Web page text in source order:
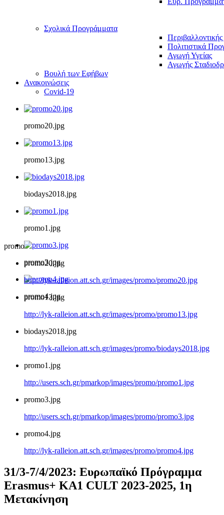
Σχολικά Προγράμματα
Πολιτιστικά
Αγωγή Υγείας
Αγωγής
Βουλή των Εφήβων
Ανακοινώσεις
Covid-19
promo20.jpg
promo13.jpg
biodays2018.jpg
promo1.jpg
promo3.jpg
promo4.jpg
promo
promo20.jpg
http://lyk-ralleion.att.sch.gr/images/promo/promo20.jpg
promo13.jpg
http://lyk-ralleion.att.sch.gr/images/promo/promo13.jpg
biodays2018.jpg
http://lyk-ralleion.att.sch.gr/images/promo/biodays2018.jpg
promo1.jpg
http://users.sch.gr/pmarkop/images/promo/promo1.jpg
promo3.jpg
http://users.sch.gr/pmarkop/images/promo/promo3.jpg
promo4.jpg
http://lyk-ralleion.att.sch.gr/images/promo/promo4.jpg
31/3-7/4/2023: Ευρωπαϊκό Πρόγραμμα
Erasmus+ KA1 CULT 2023-2025, 1η
Μετακίνηση